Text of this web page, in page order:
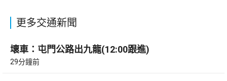
更多交通新聞
壞車：屯門公路出九龍(12:00跟進)
29分鐘前